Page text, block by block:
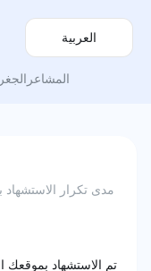
العربية
المشاعر
مدى تكرار الاستشهاد
تم الاستشهاد بموقعك